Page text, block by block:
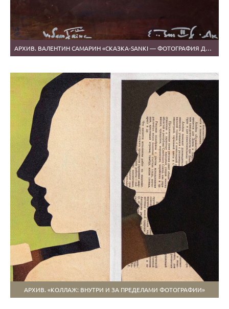
АРХИВ. ВАЛЕНТИН САМАРИН «СКАЗКА-SANKI — ФОТОГРАФИЯ ДУШИ ЧЕЛОВЕКА»
АРХИВ. «КОЛЛАЖ: ВНУТРИ И ЗА ПРЕДЕЛАМИ ФОТОГРАФИИ»